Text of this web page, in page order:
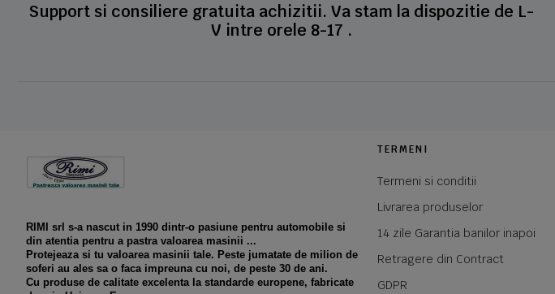
Support si consiliere gratuita achizitii. Va stam la dispozitie de L-
V intre orele 8-17 .
RIMI srl s-a nascut in 1990 dintr-o pasiune pentru automobile si
din atentia pentru a pastra valoarea masinii ...
Protejeaza si tu valoarea masinii tale. Peste jumatate de milion de
soferi au ales sa o faca impreuna cu noi, de peste 30 de ani.
Cu produse de calitate excelenta la standarde europene, fabricate
TERMENI
Termeni si conditii
Livrarea produselor
14 zile Garantia banilor inapoi
Retragere din Contract
GDPR